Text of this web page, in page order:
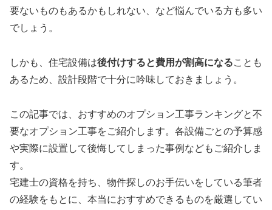
要ないものもあるかもしれない、など悩んでいる方も多い
でしょう。
しかも、住宅設備は後付けすると費用が割高になることも
あるため、設計段階で十分に吟味しておきましょう。
この記事では、おすすめのオプション工事ランキングと不
要なオプション工事をご紹介します。各設備ごとの予算感
や実際に設置して後悔してしまった事例などもご紹介しま
す。
宅建士の資格を持ち、物件探しのお手伝いをしている筆者
の経験をもとに、本当におすすめできるものを厳選してい